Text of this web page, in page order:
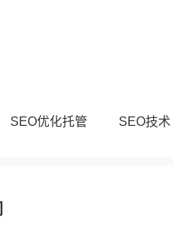
SEO优化托管 SEO技术